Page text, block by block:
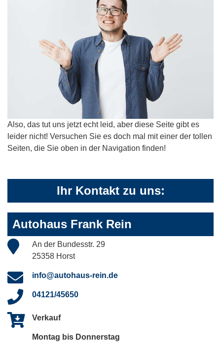
Also, das tut uns jetzt echt leid, aber diese Seite gibt es
leider nicht! Versuchen Sie es doch mal mit einer der tollen
Seiten, die Sie oben in der Navigation finden!
Ihr Kontakt zu uns:
Autohaus Frank Rein
An der Bundesstr. 29
25358 Horst
info@autohaus-rein.de
04121/45650
Verkauf
Montag bis Donnerstag